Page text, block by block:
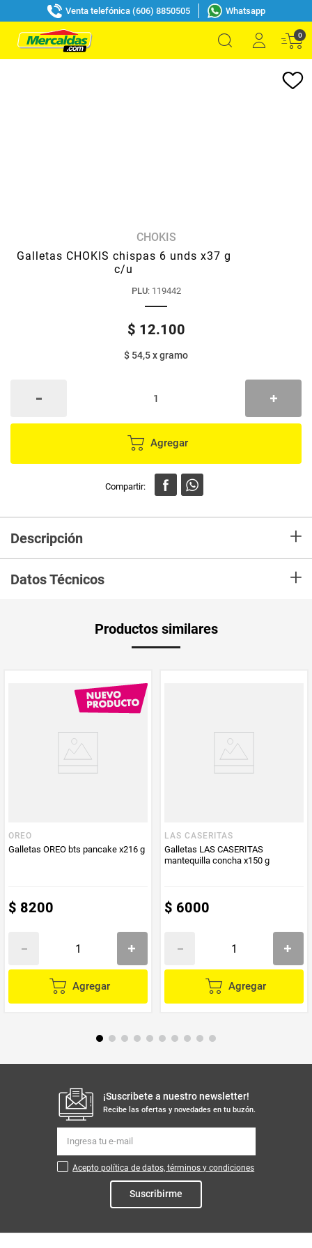
Venta telefónica (606) 8850505 Whatsapp
0
CHOKIS
Galletas CHOKIS chispas 6 unds x37 g
c/u
PLU: 119442
$ 12.100
$ 54,5xgramo
Agregar
Descripción +
Datos Técnicos +
222
Producto (kg)
Productos similares
OREO
Galletas OREO bts pancake x216 g
$ 8200
Agregar
LAS CASERITAS
Galletas LAS CASERITAS
mantequilla concha x150 g
$ 6000
Agregar
¡Suscribete a nuestro newsletter!
Recibe las ofertas y novedades en tu buzón.
Acepto política de datos, términos y condiciones
Suscribirme